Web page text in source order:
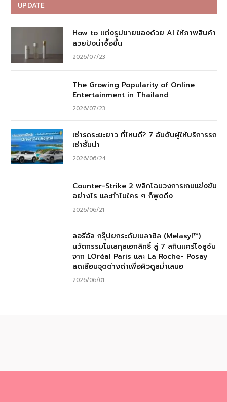
UPDATE
How to แต่งรูปขายของด้วย AI ให้ภาพสินค้า
สวยปังน่าซื้อขึ้น
2026/07/23
The Growing Popularity of Online
Entertainment in Thailand
2026/07/23
เช่ารถระยะยาว ที่ไหนดี? 7 อันดับผู้ให้บริการรถ
เช่าชั้นนำ
2026/06/24
Counter-Strike 2 พลิกโฉมวงการเกมแข่งขัน
อย่างไร และทำไมใคร ๆ ก็พูดถึง
2026/06/21
ลอรีอัล กรุ๊ปยกระดับเมลาซิล (Melasyl™)
นวัตกรรมโมเลกุลเอกสิทธิ์ สู่ 7 สกินแคร์โซลูชัน
จาก LOréal Paris และ La Roche- Posay
ลดเลือนจุดด่างดำเพื่อผิวดูสม่ำเสมอ
2026/06/01